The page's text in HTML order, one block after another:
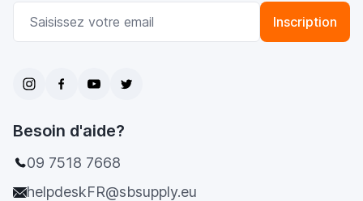
Adresse email
Inscription
Besoin d'aide?
09 7518 7668
helpdeskFR@sbsupply.eu